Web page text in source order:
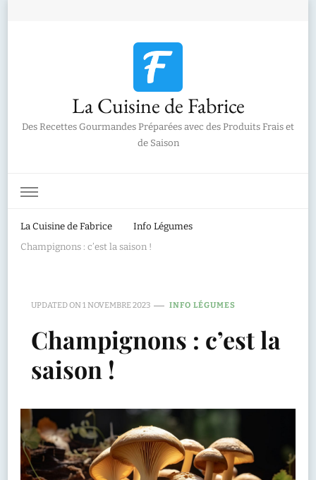
La Cuisine de Fabrice
Des Recettes Gourmandes Préparées avec des Produits Frais et
de Saison
La Cuisine de Fabrice
Info Légumes
Champignons : c’est la saison !
UPDATED ON1 NOVEMBRE 2023 INFO LÉGUMES
Champignons : c’est la
saison !